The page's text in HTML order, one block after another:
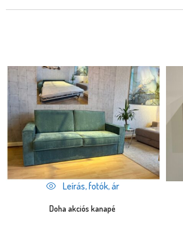
Leírás, fotók, ár
Doha akciós kanapé